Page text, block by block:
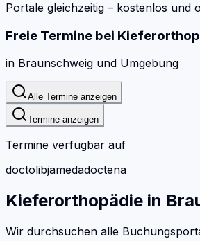
Portale gleichzeitig – kostenlos und
Freie Termine bei
in Braunschweig und Umgebung
Alle Termine anzeigen
Termine anzeigen
Termine verfügbar auf
doctolibjamedadoctena
Kieferorthopädie in
Wir durchsuchen alle